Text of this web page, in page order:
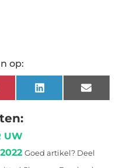
op:
LinkedIn Email
UW
Goed artikel? Deel